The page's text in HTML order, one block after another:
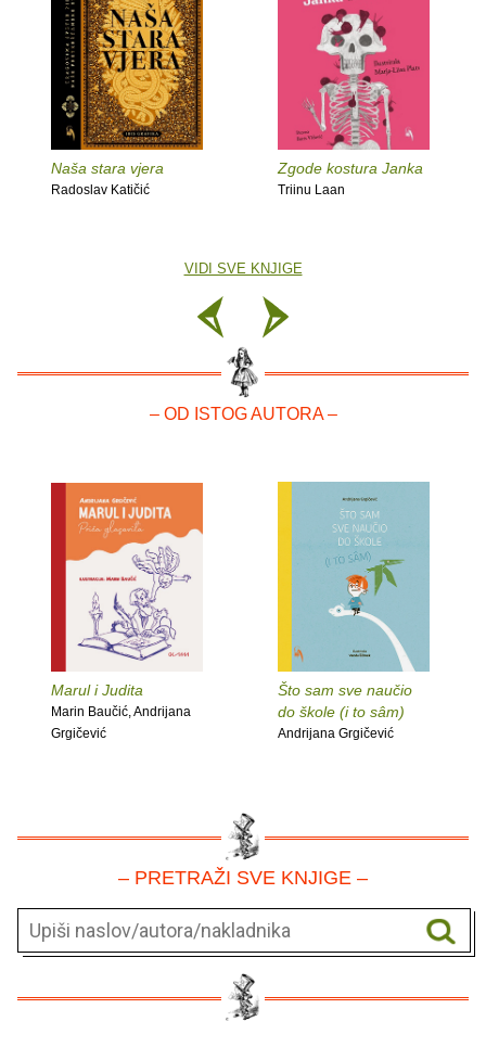
Naša stara vjera
Radoslav Katičić
Zgode kostura Janka
Triinu Laan
VIDI SVE KNJIGE
– OD ISTOG AUTORA –
Marul i Judita
Marin Baučić, Andrijana
Grgičević
Što sam sve naučio
do škole (i to sâm)
Andrijana Grgičević
– PRETRAŽI SVE KNJIGE –